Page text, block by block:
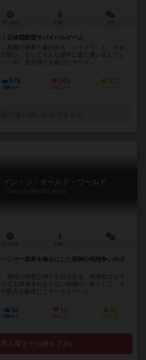
！正体隠匿型サバイバルゲーム
悪魔の巣食う森の住人「シャドウ」と、それ
戦い、そしてそんな最中に森に迷い込んでし
）」の、生き残りを賭けたカード...
878
経験あり
249
お気に入り
317
持ってる
イン・ジ・オールド・ワールド
Chaos in the Old World
ハンマー世界を舞台にした邪神の領地争いのボ
、混沌の邪悪な神々を担当する。特殊能力と下
ても異色きわまりない邪神の一柱として、そ
戦力を駆使してオールドワール...
34
経験あり
12
お気に入り
49
持ってる
再入荷までお待ち下さい